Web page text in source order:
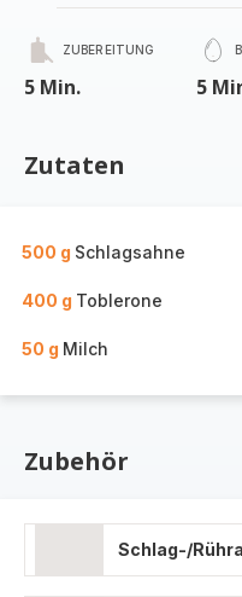
ZUBEREITUNG
5 Min. 5
Zutaten
500 g Schlagsahne
400 g Toblerone
50 g Milch
Zubehör
Schlag-/